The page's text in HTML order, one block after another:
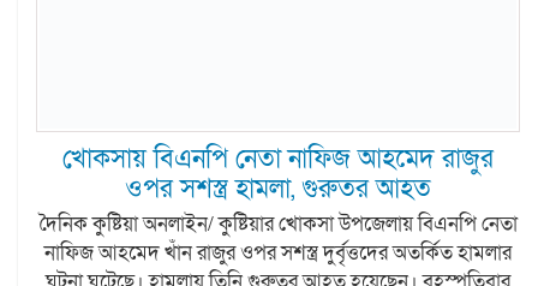
খোকসায় বিএনপি নেতা নাফিজ আহমেদ রাজুর
ওপর সশস্ত্র হামলা, গুরুতর আহত
দৈনিক কুষ্টিয়া অনলাইন/ কুষ্টিয়ার খোকসা উপজেলায় বিএনপি নেতা
নাফিজ আহমেদ খাঁন রাজুর ওপর সশস্ত্র দুর্বৃত্তদের অতর্কিত হামলার